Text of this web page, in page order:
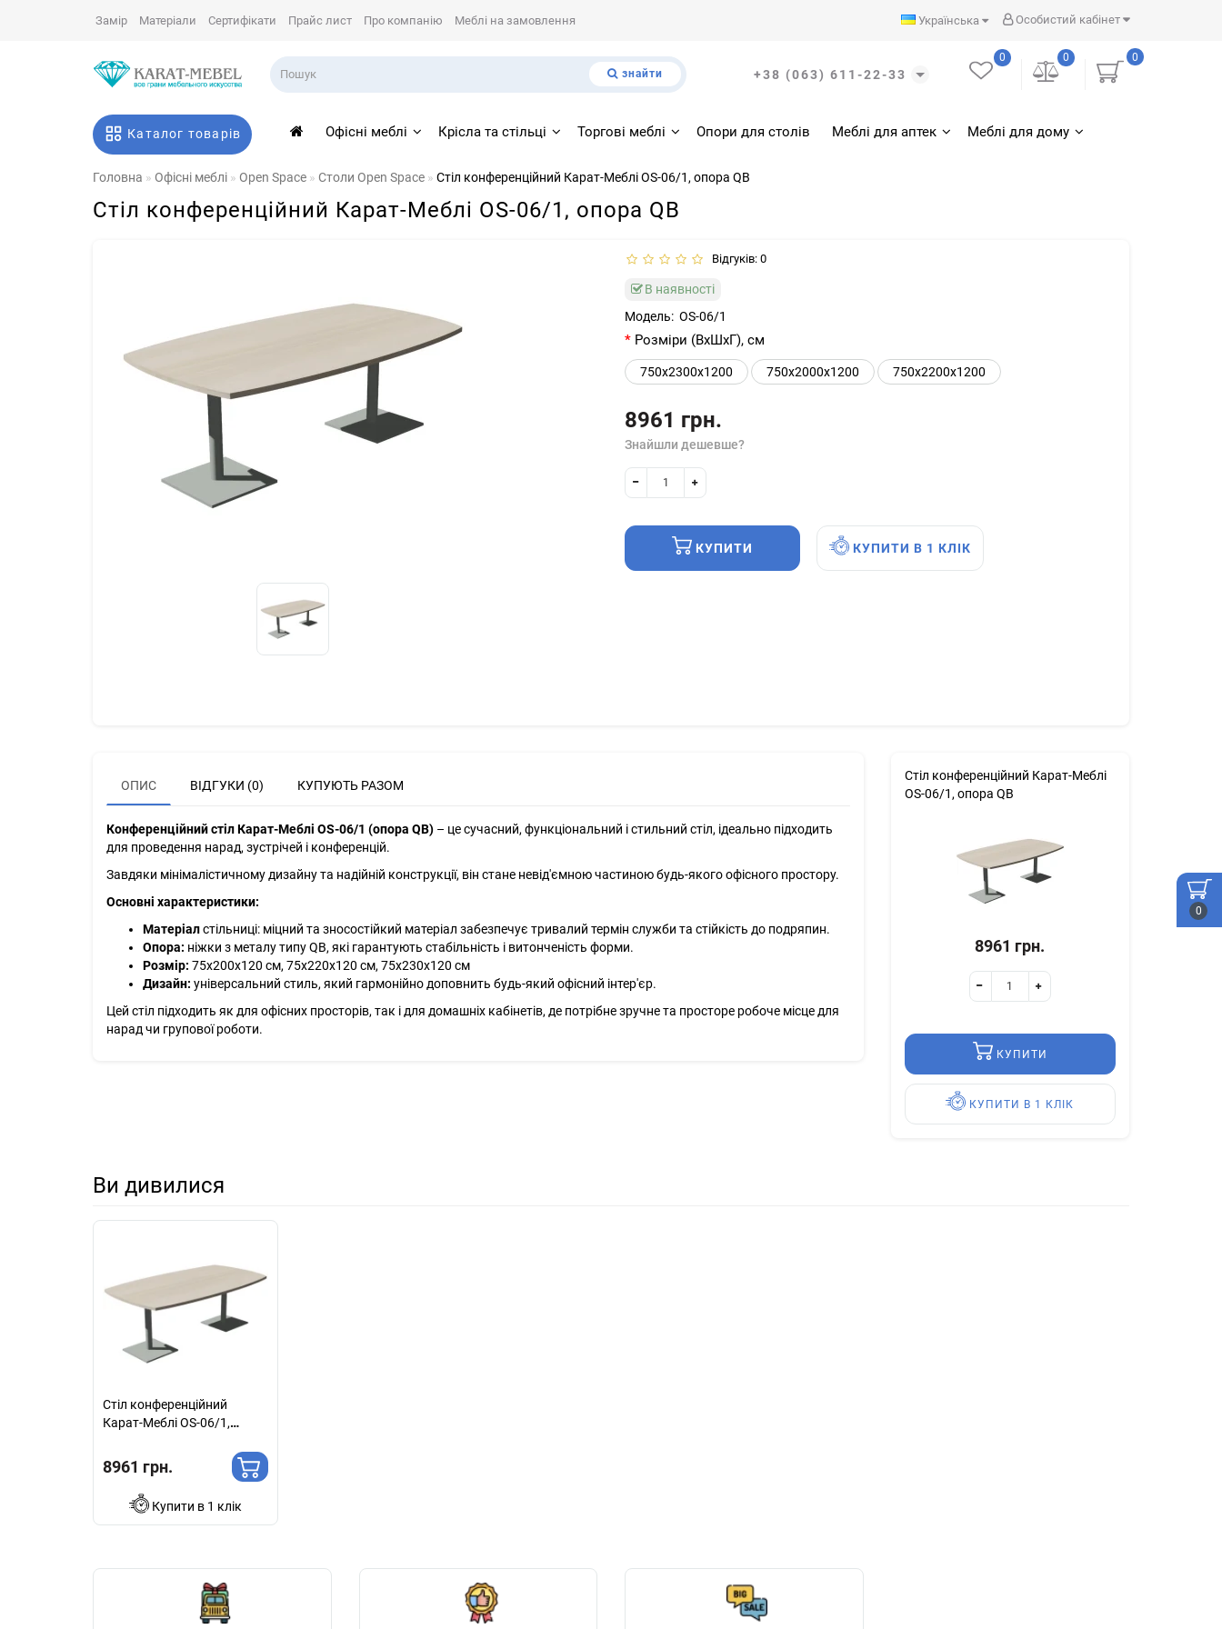
0
Особистий кабінет
Українська
Замір Матеріали Сертифікати Прайс лист Про компанію Меблі на замовлення
знайти +38 (063) 611-22-33
0
0
0
Каталог товарів Офісні меблі Крісла та стільці Торгові меблі Опори для столів Меблі для аптек Меблі для дому
Головна Офісні меблі Open Space Столи Open Space Стіл конференційний Карат-Меблі OS-06/1, опора QB
Стіл конференційний Карат-Меблі OS-06/1, опора QB
Відгуків: 0
В наявності
Модель: OS-06/1
Розміри (ВхШхГ), см
750x2300x1200 750x2000x1200 750x2200x1200
8961 грн.
Знайшли дешевше?
КУПИТИ КУПИТИ В 1 КЛІК
ОПИС ВІДГУКИ (0) КУПУЮТЬ РАЗОМ
Конференційний стіл Карат-Меблі OS-06/1 (опора QB) – це сучасний, функціональний і стильний стіл, ідеально підходить
для проведення нарад, зустрічей і конференцій.
Завдяки мінімалістичному дизайну та надійній конструкції, він стане невід'ємною частиною будь-якого офісного простору.
Основні характеристики:
Матеріалстільниці: міцний та зносостійкий матеріал забезпечує тривалий термін служби та стійкість до подряпин.
Опора: ніжки з металу типу QB, які гарантують стабільність і витонченість форми.
Розмір: 75х200х120 см, 75х220х120 см, 75х230х120 см
Дизайн: універсальний стиль, який гармонійно доповнить будь-який офісний інтер'єр.
Цей стіл підходить як для офісних просторів, так і для домашніх кабінетів, де потрібне зручне та просторе робоче місце для
нарад чи групової роботи.
Стіл конференційний Карат-Меблі
OS-06/1, опора QB
8961 грн.
КУПИТИ
КУПИТИ В 1 КЛІК
Ви дивилися
Стіл конференційний
Карат-Меблі OS-06/1,
8961 грн.
Купити в 1 клік